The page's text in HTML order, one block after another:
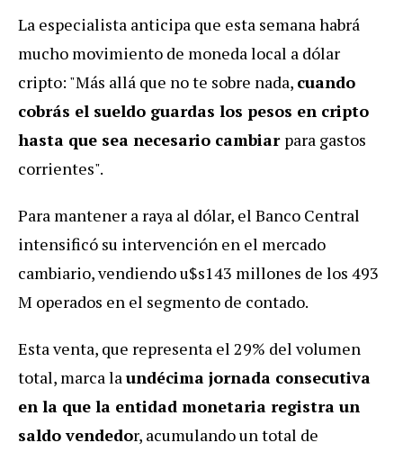
La especialista anticipa que esta semana habrá
mucho movimiento de moneda local a dólar
cripto: "Más allá que no te sobre nada, cuando
cobrás el sueldo guardas los pesos en cripto
hasta que sea necesario cambiar para gastos
corrientes".
Para mantener a raya al dólar, el Banco Central
intensificó su intervención en el mercado
cambiario, vendiendo u$s143 millones de los 493
M operados en el segmento de contado.
Esta venta, que representa el 29% del volumen
total, marca la undécima jornada consecutiva
en la que la entidad monetaria registra un
saldo vendedor, acumulando un total de